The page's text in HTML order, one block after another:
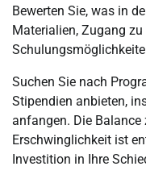
Bewerten Sie, was in
Materialien, Zugang
Suchen Sie nach
Stipendien anbieten,
anfangen. Die
Erschwinglichkeit ist
Investition in Ihre